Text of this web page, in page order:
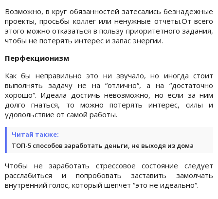
Возможно, в круг обязанностей затесались безнадежные
проекты, просьбы коллег или ненужные отчеты.От всего
этого можно отказаться в пользу приоритетного задания,
чтобы не потерять интерес и запас энергии.
Перфекционизм
Как бы неправильно это ни звучало, но иногда стоит
выполнять задачу не на “отлично“, а на “достаточно
хорошо“. Идеала достичь невозможно, но если за ним
долго гнаться, то можно потерять интерес, силы и
удовольствие от самой работы.
Читай также:
ТОП-5 способов заработать деньги, не выходя из дома
Чтобы не заработать стрессовое состояние следует
расслабиться и попробовать заставить замолчать
внутренний голос, который шепчет “это не идеально“.